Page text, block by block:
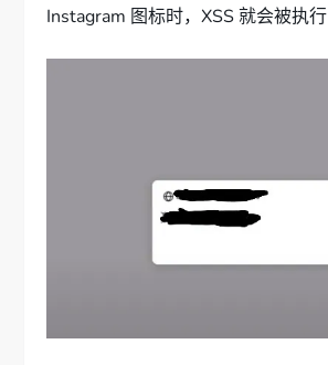
Instagram 图标时，XSS 就会被执行